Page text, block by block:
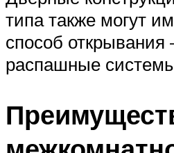
типа также могут
способ открывания
распашные